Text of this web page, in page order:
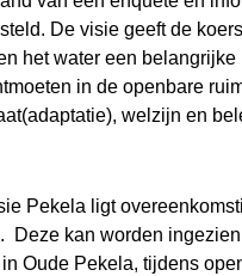
De visie geeft de
het water een
in de openbare
welzijn en
Pekela ligt
Deze kan worden
Oude Pekela, tijdens